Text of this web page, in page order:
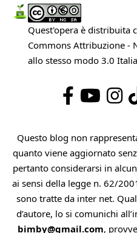
Quest'opera è distribuita
Commons Attribuzione -
allo stesso modo 3.0 Italia
Questo blog non
quanto viene aggiornato
pertanto considerarsi in
ai sensi della legge n. 62/
sono tratte da inter net.
d’autore, lo si comunichi
bimby@gmail.com,